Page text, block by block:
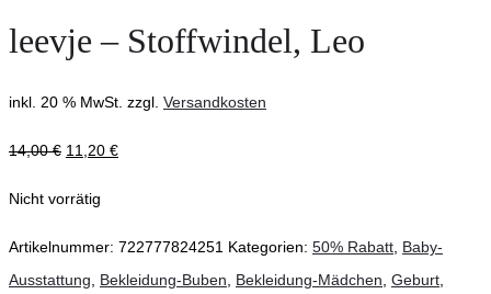
leevje – Stoffwindel, Leo
inkl. 20 % MwSt. zzgl. Versandkosten
14,00€ 11,20 €
Nicht vorrätig
Artikelnummer: 722777824251 Kategorien: 50% Rabatt Baby-
Ausstattung
Bekleidung-Buben Bekleidung-Mädchen Geburt